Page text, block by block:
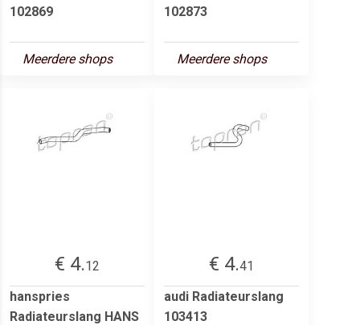
102869
Meerdere shops
102873
Meerdere shops
€ 4.12
hanspries
Radiateurslang HANS
€ 4.41
audi Radiateurslang
103413